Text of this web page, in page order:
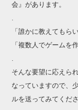
会』があります。
「誰かに教えてもら
「複数人でゲームを
そんな要望に応えら
なっていますので、
ルを送ってみてくだ